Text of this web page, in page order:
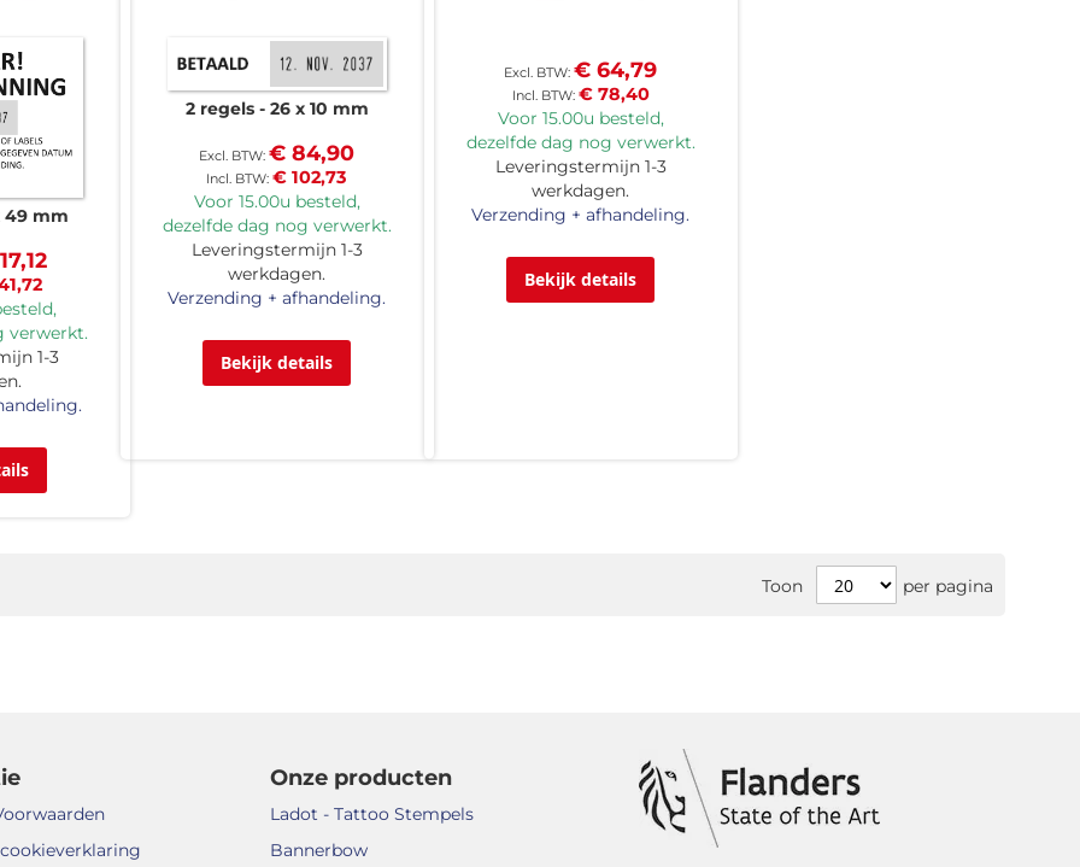
49 mm
verwerkt.
1-3
2 regels 26 x 10 mm
€ 102,73
€ 84,90
Voor 15.00u besteld,
dezelfde dag nog verwerkt.
Leveringstermijn 1-3
werkdagen.
Verzending + afhandeling.
Bekijk details
€ 78,40
€ 64,79
Voor 15.00u besteld,
dezelfde dag nog verwerkt.
Leveringstermijn 1-3
werkdagen.
Verzending + afhandeling.
Bekijk details
Toon per pagina
Onze producten
Ladot - Tattoo Stempels
Bannerbow